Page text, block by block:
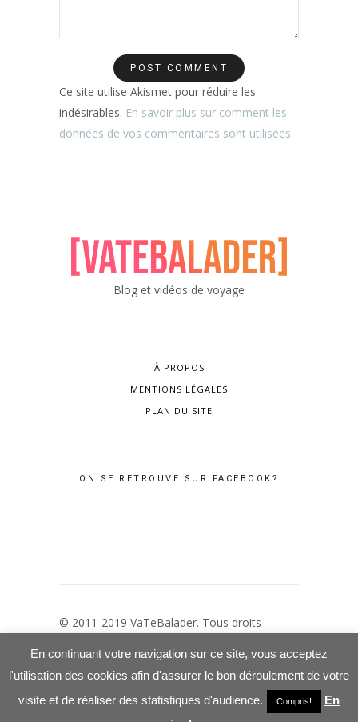
Ce site utilise Akismet pour réduire les
indésirables. En savoir plus sur comment les
données de vos commentaires sont utilisées.
Blog et vidéos de voyage
À PROPOS
MENTIONS LÉGALES
PLAN DU SITE
ON SE RETROUVE SUR FACEBOOK?
© 2011-2019 VaTeBalader. Tous droits
En continuant votre navigation sur ce site, vous acceptez
l'utilisation des cookies afin d'assurer le bon déroulement de votre
visite et de réaliser des statistiques d'audience.
Compris!
En